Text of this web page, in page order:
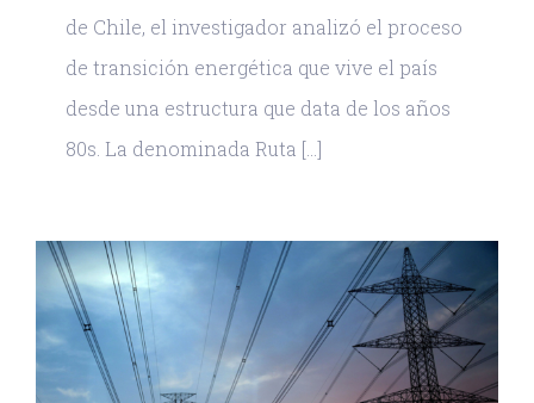
de Chile, el investigador analizó el proceso
de transición energética que vive el país
desde una estructura que data de los años
80s. La denominada Ruta [...]